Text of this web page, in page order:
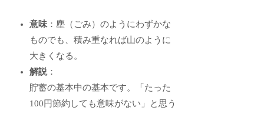
意味：塵（ごみ）のようにわずかな
ものでも、積み重なれば山のように
大きくなる。
解説：
貯蓄の基本中の基本です。「たった
100円節約しても意味がない」と思う